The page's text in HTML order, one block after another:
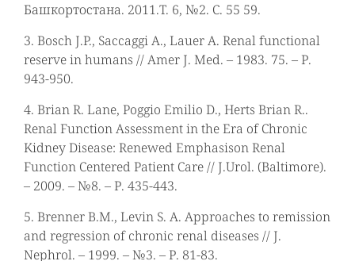
Башкортостана. 2011.T. 6, №2. С. 55 59.
3. Bosch J.P., Saccaggi A., Lauer A. Renal functional
reserve in humans // Amer J. Med. – 1983. 75. – Р.
943-950.
4. Brian R. Lane, Poggio Emilio D., Herts Brian R..
Renal Function Assessment in the Era of Chronic
Kidney Disease: Renewed Emphasison Renal
Function Centered Patient Care // J.Urol. (Baltimore).
– 2009. – №8. – Р. 435-443.
5. Brenner B.M., Levin S. A. Approaches to remission
and regression of chronic renal diseases // J.
Nephrol. – 1999. – №3. – Р. 81-83.